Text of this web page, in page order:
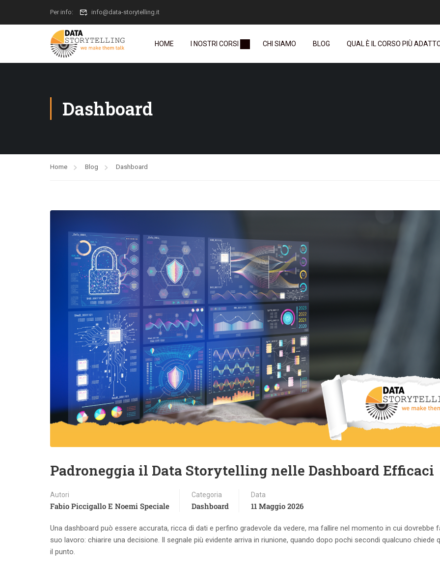
Per info: info@data-storytelling.it
HOME I NOSTRI CORSI CHI SIAMO BLOG QUAL È IL CORSO PIÙ
Dashboard
Home Blog Dashboard
Padroneggia il Data Storytelling nelle Dashboard Efficaci
Autori
Fabio Piccigallo E Noemi Speciale
Categoria
Dashboard
Data
11 Maggio 2026
Una dashboard può essere accurata, ricca di dati e perfino gradevole da vedere, ma fallire nel momento in cui dovrebbe
suo lavoro: chiarire una decisione. Il segnale più evidente arriva in riunione, quando dopo pochi secondi qualcuno chiede
il punto.